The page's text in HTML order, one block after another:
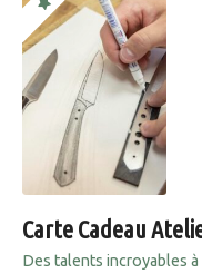
Carte Cadeau
Des talents incroyables à